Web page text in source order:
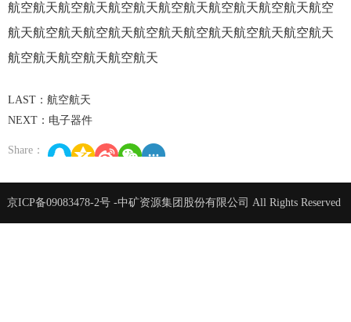
航空航天航空航天航空航天航空航天航空航天航空航天航空
航天航空航天航空航天航空航天航空航天航空航天航空航天
航空航天航空航天航空航天
LAST：航空航天
NEXT：电子器件
Share：
京ICP备09083478-2号-中矿资源集团股份有限公司 All Rights Reserved